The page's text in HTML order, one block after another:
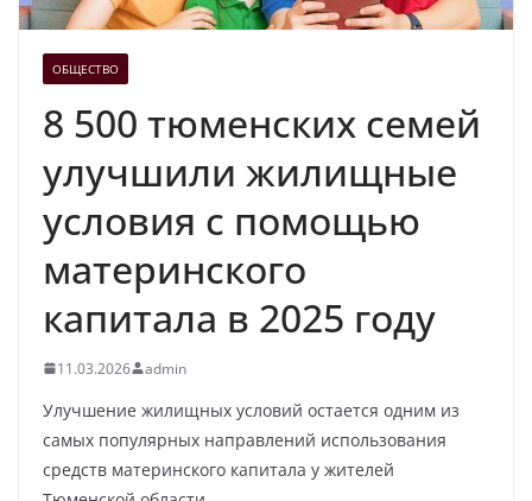
ОБЩЕСТВО
8 500 тюменских семей
улучшили жилищные
условия с помощью
материнского
капитала в 2025 году
11.03.2026 admin
Улучшение жилищных условий остается одним из
самых популярных направлений использования
средств материнского капитала у жителей